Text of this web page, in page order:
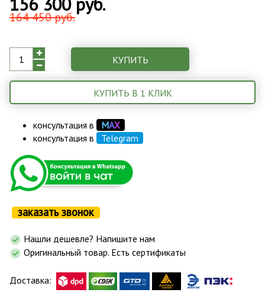
164 450 руб.
КУПИТЬ
КУПИТЬ В 1 КЛИК
консультация в МАХ
консультация в Telegram
заказать звонок
Нашли дешевле? Напишите нам
Оригинальный товар. Есть сертификаты
Доставка: